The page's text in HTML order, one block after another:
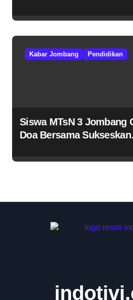
Kabar Jombang Pendidikan
Siswa MTsN 3 Jombang
Doa Bersama Sukseskan
Tambakberas